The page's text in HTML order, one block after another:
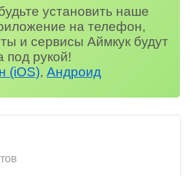
установить наше
на телефон,
и сервисы Аймкук будут
под рукой!
(iOS),Андроид